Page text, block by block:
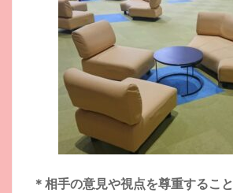
＊相手の意見や視点を尊重すること